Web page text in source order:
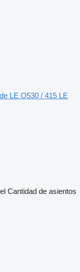
LE O530 / 415 LE
Cantidad de asientos